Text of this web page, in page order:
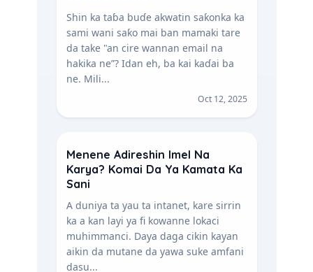
Shin ka taɓa buɗe akwatin saƙonka ka
sami wani saƙo mai ban mamaki tare
da take "an cire wannan email na
hakika ne”? Idan eh, ba kai kaɗai ba
ne. Mili...
Oct 12, 2025
Menene Adireshin Imel Na
Karya? Komai Da Ya Kamata Ka
Sani
A duniya ta yau ta intanet, kare sirrin
ka a kan layi ya fi kowanne lokaci
muhimmanci. Daya daga cikin kayan
aikin da mutane da yawa suke amfani
dasu...